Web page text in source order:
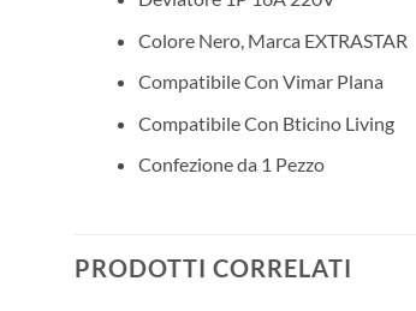
Colore Nero, Marca EXTRASTAR
Compatibile Con Vimar Plana
Compatibile Con Bticino Living
Confezione da 1 Pezzo
PRODOTTI CORRELATI